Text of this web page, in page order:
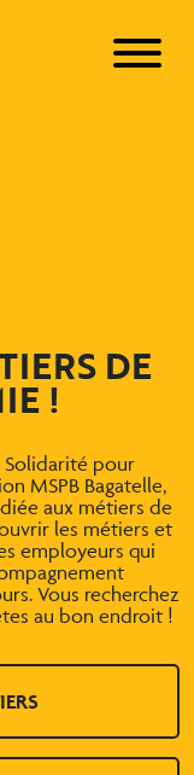
DE
!
Solidarité pour
MSPB Bagatelle,
aux métiers de
les métiers et
employeurs qui
Vous recherchez
au bon endroit !